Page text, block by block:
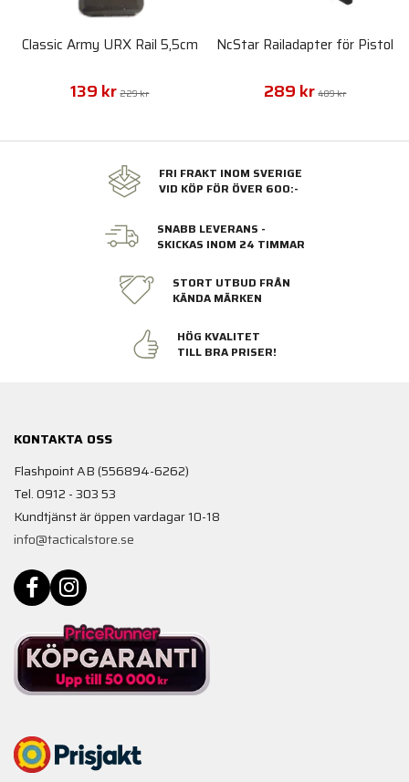
Classic Army URX Rail 5,5cm
139 kr 229 kr
NcStar Railadapter för Pistol
289 kr 489 kr
FRI FRAKT INOM SVERIGE
VID KÖP FÖR ÖVER 600:-
SNABB LEVERANS -
SKICKAS INOM 24 TIMMAR
STORT UTBUD FRÅN
KÄNDA MÄRKEN
HÖG KVALITET
TILL BRA PRISER!
KONTAKTA OSS
Flashpoint AB (556894-6262)
Tel. 0912 - 303 53
Kundtjänst är öppen vardagar 10-18
info@tacticalstore.se